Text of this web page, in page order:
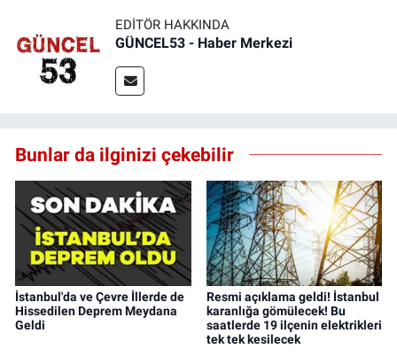
EDITÖR HAKKINDA
GÜNCEL53 - Haber Merkezi
Bunlar da ilginizi çekebilir
İstanbul'da ve Çevre İllerde de
Hissedilen Deprem Meydana
Geldi
Resmi açıklama geldi! İstanbul
karanlığa gömülecek! Bu
saatlerde 19 ilçenin elektrikleri
tek tek kesilecek